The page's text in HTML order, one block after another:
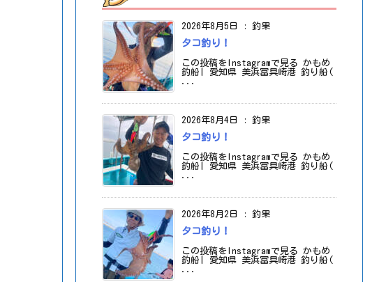
2026年8月5日 : 釣果
タコ釣り！
この投稿をInstagramで見る かもめ
釣船| 愛知県 美浜冨具崎港 釣り船(
...
2026年8月4日 : 釣果
タコ釣り！
この投稿をInstagramで見る かもめ
釣船| 愛知県 美浜冨具崎港 釣り船(
...
2026年8月2日 : 釣果
タコ釣り！
この投稿をInstagramで見る かもめ
釣船| 愛知県 美浜冨具崎港 釣り船(
...